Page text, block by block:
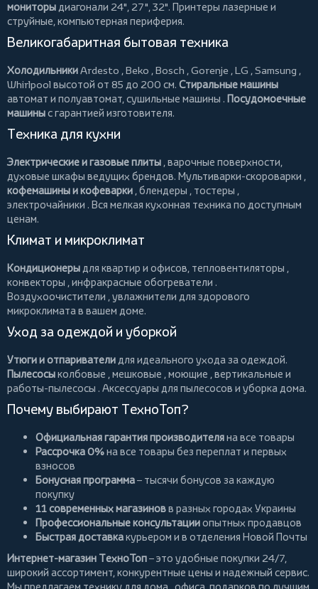
мониторыдиагонали 24", 27", 32". Принтеры лазерные и
струйные, компьютерная периферия.
Великогабаритная бытовая техника
ХолодильникиArdesto ,Beko ,Bosch ,Gorenje ,LG ,Samsung ,
Whirlpool высотой от 85 до 200 см. Стиральные машины
автомат и полуавтомат,сушильные машины . Посудомоечные
машиныс гарантией изготовителя.
Техника для кухни
Электрические и газовые плиты , варочные поверхности,
духовые шкафы ведущих брендов. Мультиварки-скороварки ,
кофемашины и кофеварки ,блендеры , тостеры ,
электрочайники . Вся мелкая кухонная техника по доступным
ценам.
Климат и микроклимат
Кондиционерыдля квартир и офисов, тепловентиляторы ,
конвекторы ,инфракрасные обогреватели .
Воздухоочистители , увлажнители для здорового
микроклимата в вашем доме.
Уход за одеждой и уборкой
Утюги и отпаривателидля идеального ухода за одеждой.
Пылесосыколбовые ,мешковые ,моющие ,вертикальные и
работы-пылесосы . Аксессуары для пылесосов и уборка дома.
Почему выбирают ТехноТоп?
Официальная гарантия производителяна все товары
Рассрочка 0%на все товары без переплат и первых
взносов
Бонусная программа– тысячи бонусов за каждую
покупку
11 современных магазиновв разных городах Украины
Профессиональные консультацииопытных продавцов
Быстрая доставкакурьером и в отделения Новой Почты
Интернет-магазин ТехноТоп– это удобные покупки 24/7,
широкий ассортимент, конкурентные цены и надежный сервис.